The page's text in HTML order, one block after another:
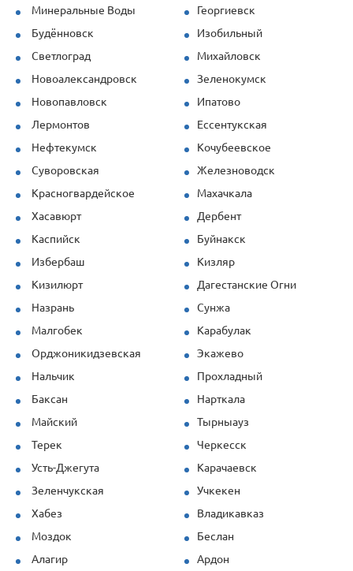
Минеральные Воды
Георгиевск
Будённовск
Изобильный
Светлоград
Михайловск
Новоалександровск
Зеленокумск
Новопавловск
Ипатово
Лермонтов
Ессентукская
Нефтекумск
Кочубеевское
Суворовская
Железноводск
Красногвардейское
Махачкала
Хасавюрт
Дербент
Каспийск
Буйнакск
Избербаш
Кизляр
Кизилюрт
Дагестанские Огни
Назрань
Сунжа
Малгобек
Карабулак
Орджоникидзевская
Экажево
Нальчик
Прохладный
Баксан
Нарткала
Майский
Тырныауз
Терек
Черкесск
Усть-Джегута
Карачаевск
Зеленчукская
Учкекен
Хабез
Владикавказ
Моздок
Беслан
Алагир
Ардон